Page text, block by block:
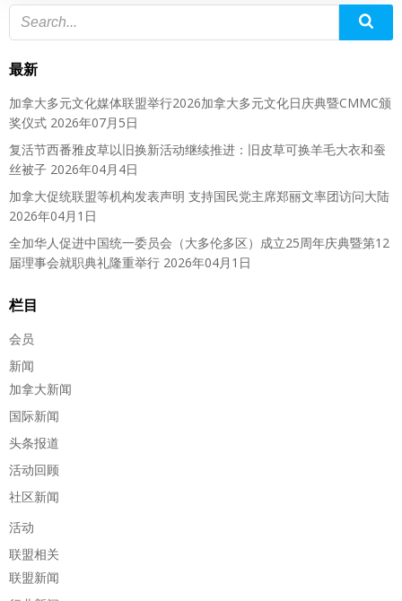
最新
加拿大多元文化媒体联盟举行2026加拿大多元文化日庆典暨CMMC颁
奖仪式 2026年07月5日
复活节西番雅皮草以旧换新活动继续推进：旧皮草可换羊毛大衣和蚕
丝被子 2026年04月4日
加拿大促统联盟等机构发表声明 支持国民党主席郑丽文率团访问大陆
2026年04月1日
全加华人促进中国统一委员会（大多伦多区）成立25周年庆典暨第12
届理事会就职典礼隆重举行 2026年04月1日
栏目
会员
新闻
加拿大新闻
国际新闻
头条报道
活动回顾
社区新闻
活动
联盟相关
联盟新闻